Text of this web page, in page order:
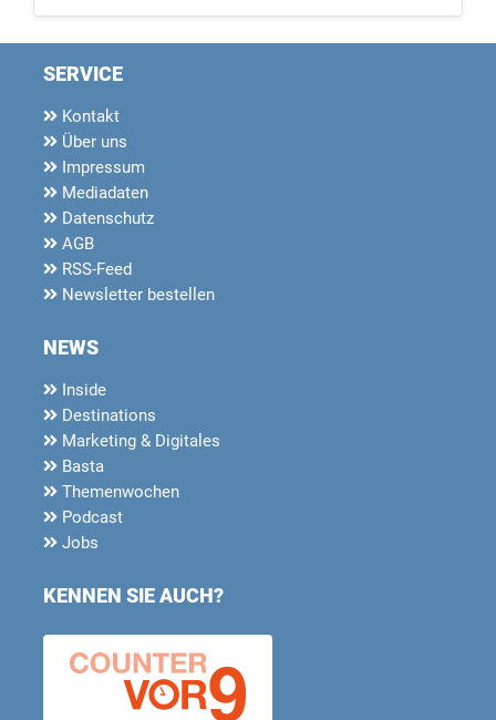
SERVICE
Kontakt
Über uns
Impressum
Mediadaten
Datenschutz
AGB
RSS-Feed
Newsletter bestellen
NEWS
Inside
Destinations
Marketing & Digitales
Basta
Themenwochen
Podcast
Jobs
KENNEN SIE AUCH?